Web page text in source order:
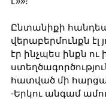
Ընտանիքի
վերաբերմունքն էլ
էր ինչպես ինքն ու
հատված մի
-Երկու անգամ